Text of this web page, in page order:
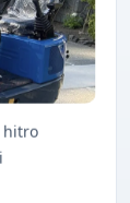
hitro